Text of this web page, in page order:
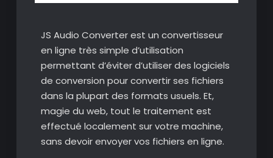
JS Audio Converter est un convertisseur
en ligne très simple d’utilisation
permettant d’éviter d’utiliser des logiciels
de conversion pour convertir ses fichiers
dans la plupart des formats usuels. Et,
magie du web, tout le traitement est
effectué localement sur votre machine,
sans devoir envoyer vos fichiers en ligne.